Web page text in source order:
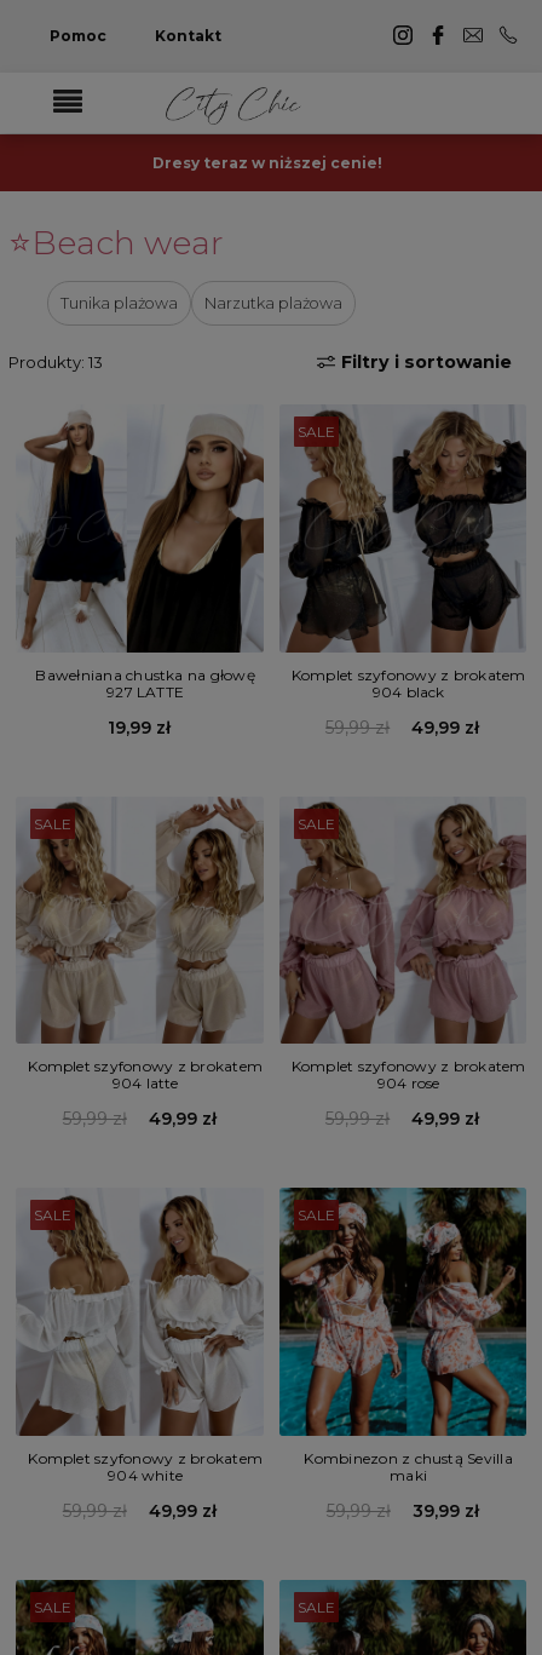
Pomoc Kontakt
Dresy teraz w niższej cenie!
⭐Beach wear
Tunika plażowa Narzutka plażowa
Produkty: 13 Filtry i sortowanie
Bawełniana chustka na głowę
927 LATTE
19,99 zł
SALE
Komplet szyfonowy z brokatem
904 black
59,99 zł 49,99 zł
SALE
Komplet szyfonowy z brokatem
904 latte
59,99 zł 49,99 zł
SALE
Komplet szyfonowy z brokatem
904 rose
59,99 zł 49,99 zł
SALE
Komplet szyfonowy z brokatem
904 white
59,99 zł 49,99 zł
SALE
Kombinezon z chustą Sevilla
maki
59,99 zł 39,99 zł
SALE SALE